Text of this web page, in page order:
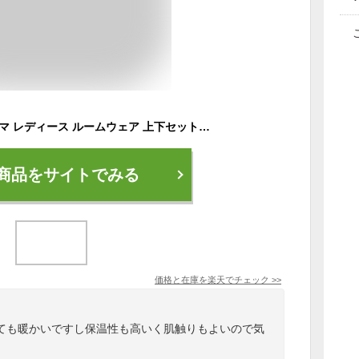
即納 モコモコ パジャマ レディース ルームウェア 上下セット 新色追加 セットアップ 可愛い パジャマ 長袖 パンツ ボトムス 部屋着 パジャマ 寝巻 あったか リラックス 旅行 修学旅行 卒業旅行 送料無料
品をサイトでみる
価格と在庫を楽天でチェック >>
も暖かいですし保温性も高いく肌触りもよいので気